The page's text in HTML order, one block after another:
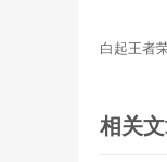
白起王者
相关